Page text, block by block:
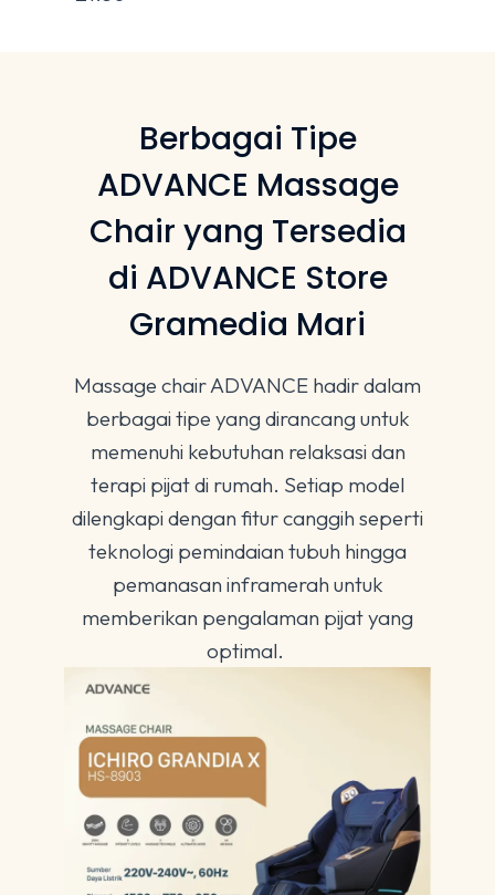
Berbagai Tipe
ADVANCE Massage
Chair yang Tersedia
di ADVANCE Store
Gramedia Mari
Massage chair ADVANCE hadir dalam
berbagai tipe yang dirancang untuk
memenuhi kebutuhan relaksasi dan
terapi pijat di rumah. Setiap model
dilengkapi dengan fitur canggih seperti
teknologi pemindaian tubuh hingga
pemanasan inframerah untuk
memberikan pengalaman pijat yang
optimal.